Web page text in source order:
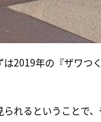
2019年の『ザワつ
れるということで